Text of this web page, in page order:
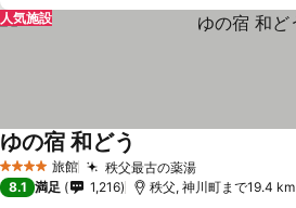
人気施設
4 ホテルのランク
旅館 秩父最古の薬湯
ゆの宿 和どう
8.1 満足 1,216 秩父, 神川町まで19.4 km